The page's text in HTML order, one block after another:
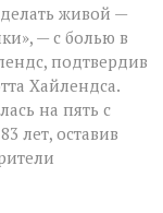
умел
делать
второстепенное
незабываемым»:
ушёл
Скотт
Хайлендс
живой —
— с болью в
подтвердив
Хайлендса.
на пять с
лет, оставив